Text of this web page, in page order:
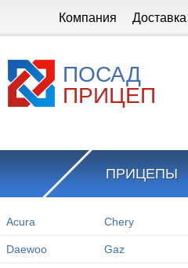
Компания Доставка
ПОСАД
ПРИЦЕП
ПРИЦЕПЫ
Acura Chery
Daewoo Gaz